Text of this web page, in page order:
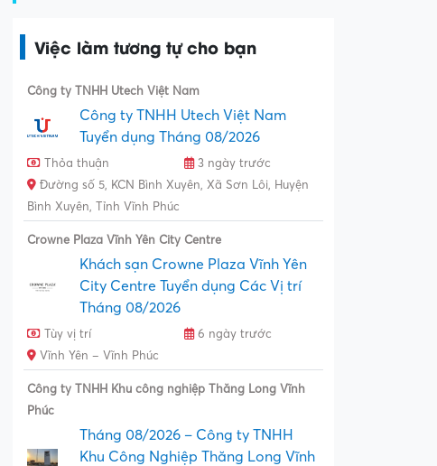
Việc làm tương tự cho bạn
Công ty TNHH Utech Việt Nam
Công ty TNHH Utech Việt Nam
Tuyển dụng Tháng 08/2026
Thỏa thuận
3 ngày trước
Đường số 5, KCN Bình Xuyên, Xã Sơn Lôi, Huyện
Bình Xuyên, Tỉnh Vĩnh Phúc
Crowne Plaza Vĩnh Yên City Centre
Khách sạn Crowne Plaza Vĩnh Yên
City Centre Tuyển dụng Các Vị trí
Tháng 08/2026
Tùy vị trí
6 ngày trước
Vĩnh Yên – Vĩnh Phúc
Công ty TNHH Khu công nghiệp Thăng Long Vĩnh
Phúc
Tháng 08/2026 – Công ty TNHH
Khu Công Nghiệp Thăng Long Vĩnh